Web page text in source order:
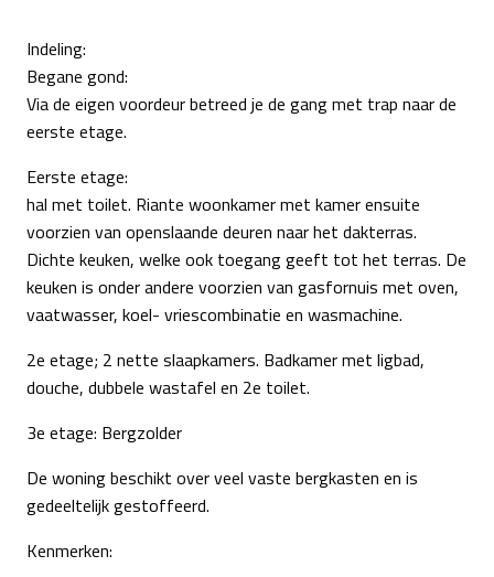
Indeling:
Begane gond:
Via de eigen voordeur betreed je de gang met trap naar de
eerste etage.
Eerste etage:
hal met toilet. Riante woonkamer met kamer ensuite
voorzien van openslaande deuren naar het dakterras.
Dichte keuken, welke ook toegang geeft tot het terras. De
keuken is onder andere voorzien van gasfornuis met oven,
vaatwasser, koel- vriescombinatie en wasmachine.
2e etage; 2 nette slaapkamers. Badkamer met ligbad,
douche, dubbele wastafel en 2e toilet.
3e etage: Bergzolder
De woning beschikt over veel vaste bergkasten en is
gedeeltelijk gestoffeerd.
Kenmerken: